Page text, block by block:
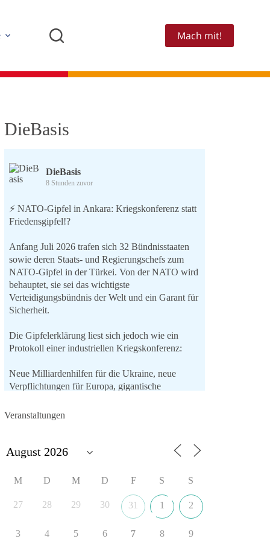
Mach mit!
DieBasis
DieBasis
8 Stunden zuvor
⚡️ NATO-Gipfel in Ankara: Kriegskonferenz statt
Friedensgipfel!?
Anfang Juli 2026 trafen sich 32 Bündnisstaaten
sowie deren Staats- und Regierungschefs zum
NATO-Gipfel in der Türkei. Von der NATO wird
behauptet, sie sei das wichtigste
Verteidigungsbündnis der Welt und ein Garant für
Sicherheit.
Die Gipfelerklärung liest sich jedoch wie ein
Protokoll einer industriellen Kriegskonferenz:
Neue Milliardenhilfen für die Ukraine, neue
Verpflichtungen für Europa, gigantische
Verteidigungsindustrie, Modernisierung der
Forderung, der Iran dürfe keine Kernwaffe
friedensorientierte Politik?
Veranstaltungen
M D M D F S S
27 28 29 30 31 1 2
3 4 5 6 7 8 9